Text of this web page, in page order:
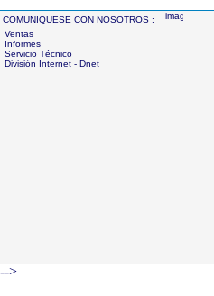
COMUNIQUESE CON NOSOTROS :
Ventas
Informes
Servicio Técnico
División Internet - Dnet
-->